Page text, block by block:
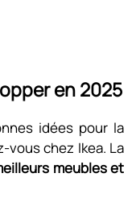
en 2025
idées pour la
vous chez Ikea. La
meubles et